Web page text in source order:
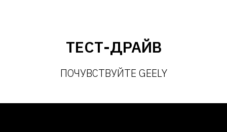
ТЕСТ-ДРАЙВ
ПОЧУВСТВУЙТЕ GEELY